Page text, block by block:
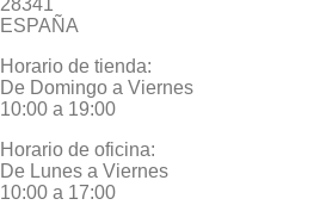
28341
ESPAÑA
Horario de tienda:
De Domingo a Viernes
10:00 a 19:00
Horario de oficina:
De Lunes a Viernes
10:00 a 17:00